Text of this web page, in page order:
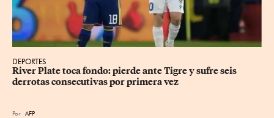
DEPORTES
River Plate toca fondo: pierde ante Tigre y sufre seis
derrotas consecutivas por primera vez
Por AFP